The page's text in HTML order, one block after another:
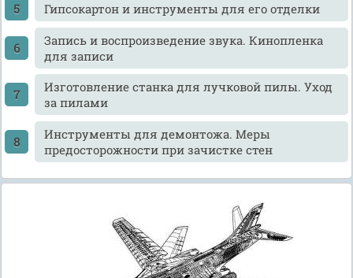
Гипсокартон и инструменты для его отделки
Запись и воспроизведение звука. Кинопленка
для записи
Изготовление станка для лучковой пилы. Уход
за пилами
Инструменты для демонтожа. Меры
предосторожности при зачистке стен